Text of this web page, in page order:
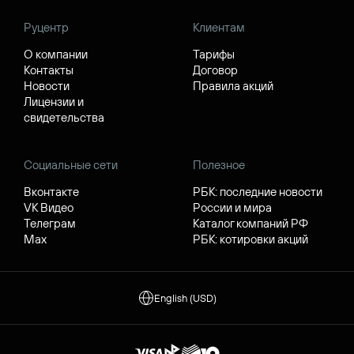
Руцентр
О компании
Контакты
Новости
Лицензии и
свидетельства
Клиентам
Тарифы
Договор
Правила акций
Социальные сети
Вконтакте
VK Видео
Телеграм
Max
Полезное
РБК: последние новости
России и мира
Каталог компаний РФ
РБК: котировки акций
English (USD)